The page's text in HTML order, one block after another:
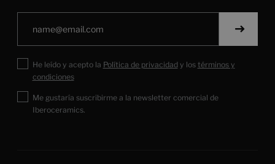
He leído y acepto la Política de privacidady los términos y
condiciones
Me gustaría suscribirme a la newsletter comercial de
Iberoceramics.